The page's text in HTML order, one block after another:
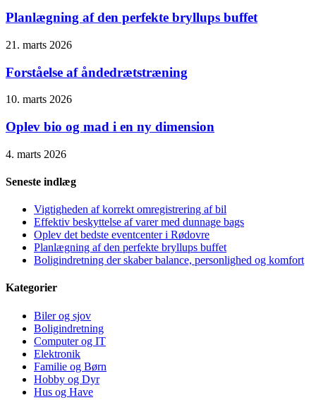
Planlægning af den perfekte bryllups buffet
21. marts 2026
Forståelse af åndedrætstræning
10. marts 2026
Oplev bio og mad i en ny dimension
4. marts 2026
Seneste indlæg
Vigtigheden af korrekt omregistrering af bil
Effektiv beskyttelse af varer med dunnage bags
Oplev det bedste eventcenter i Rødovre
Planlægning af den perfekte bryllups buffet
Boligindretning der skaber balance, personlighed og komfort
Kategorier
Biler og sjov
Boligindretning
Computer og IT
Elektronik
Familie og Børn
Hobby og Dyr
Hus og Have